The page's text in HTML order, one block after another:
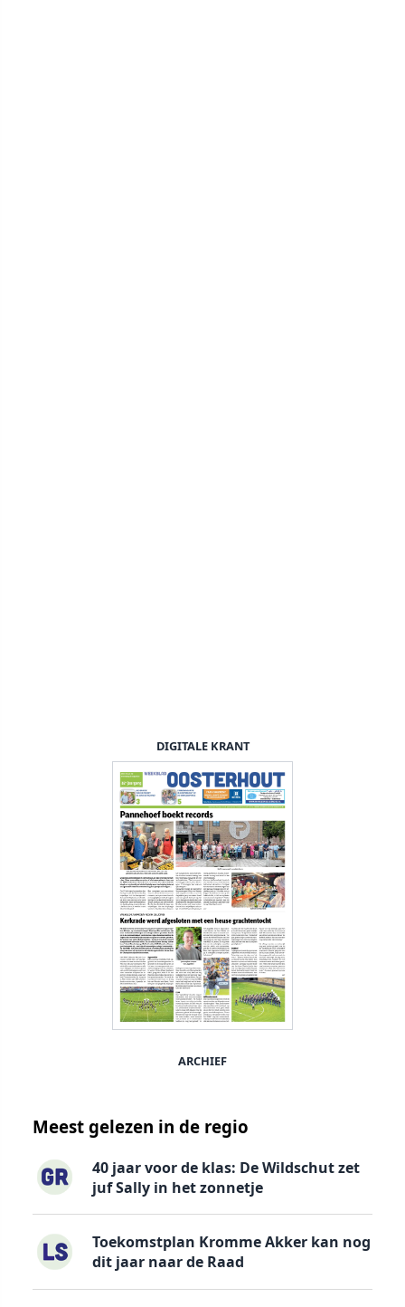
DIGITALE KRANT
ARCHIEF
Meest gelezen in de regio
40 jaar voor de klas: De Wildschut zet
juf Sally in het zonnetje
Toekomstplan Kromme Akker kan nog
dit jaar naar de Raad